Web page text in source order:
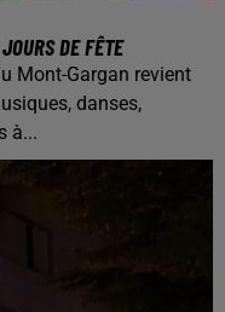
DE FÊTE
Mont-Gargan revient
danses,
à...